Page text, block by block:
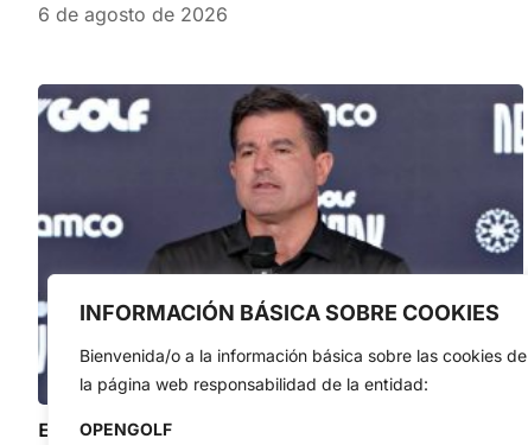
INFORMACIÓN BÁSICA SOBRE COOKIES
Bienvenida/o a la información básica sobre las cookies de
la página web responsabilidad de la entidad:
OPENGOLF
6 de agosto de 2026
El CEO de LIV Golf no asegura que Jon Rahm y